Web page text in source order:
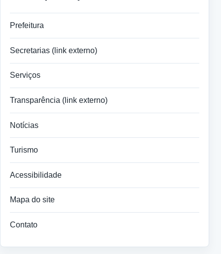
Prefeitura
Secretarias (link externo)
Serviços
Transparência (link externo)
Notícias
Turismo
Acessibilidade
Mapa do site
Contato